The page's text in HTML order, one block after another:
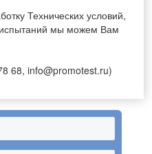
Технических условий,
испытаний мы можем Вам
68, info@promotest.ru)